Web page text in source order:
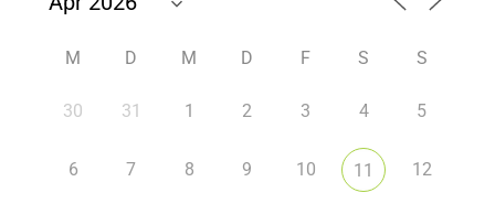
M D M D F S S
30 31 1 2 3 4 5
6 7 8 9 10 11 12